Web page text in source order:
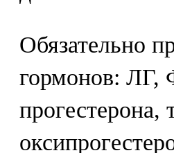
Обязательно
гормонов: ЛГ,
прогестерона,